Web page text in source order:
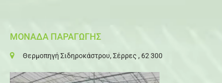
ΜΟΝΑΔΑ ΠΑΡΑΓΩΓΗΣ
Θερμοπηγή Σιδηροκάστρου, Σέρρες , 62 300